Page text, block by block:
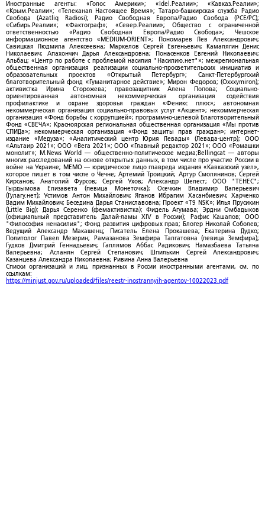
Иностранные агенты: «Голос Америки»; «Idel.Реалии»; «Кавказ.Реалии»;
«Крым.Реалии»; «Телеканал Настоящее Время»; Татаро-башкирская служба Радио
Свобода (Azatliq Radiosi); Радио Свободная Европа/Радио Свобода (PCE/PC);
«Сибирь.Реалии»; «Фактограф»; «Север.Реалии»; Общество с ограниченной
ответственностью «Радио Свободная Европа/Радио Свобода»; Чешское
информационное агентство «MEDIUM-ORIENT»; Пономарев Лев Александрович;
Савицкая Людмила Алексеевна; Маркелов Сергей Евгеньевич; Камалягин Денис
Николаевич; Апахончич Дарья Александровна; Понасенков Евгений Николаевич;
Альбац; «Центр по работе с проблемой насилия "Насилию.нет"»; межрегиональная
общественная организация реализации социально-просветительских инициатив и
образовательных проектов «Открытый Петербург»; Санкт-Петербургский
благотворительный фонд «Гуманитарное действие»; Мирон Федоров; (Oxxxymiron);
активистка Ирина Сторожева; правозащитник Алена Попова; Социально-
ориентированная автономная некоммерческая организация содействия
профилактике и охране здоровья граждан «Феникс плюс»; автономная
некоммерческая организация социально-правовых услуг «Акцент»; некоммерческая
организация «Фонд борьбы с коррупцией»; программно-целевой Благотворительный
Фонд «СВЕЧА»; Красноярская региональная общественная организация «Мы против
СПИДа»; некоммерческая организация «Фонд защиты прав граждан»; интернет-
издание «Медуза»; «Аналитический центр Юрия Левады» (Левада-центр); ООО
«Альтаир 2021»; ООО «Вега 2021»; ООО «Главный редактор 2021»; ООО «Ромашки
монолит»; M.News World — общественно-политическое медиа;Bellingcat — авторы
многих расследований на основе открытых данных, в том числе про участие России в
войне на Украине; МЕМО — юридическое лицо главреда издания «Кавказский узел»,
которое пишет в том числе о Чечне; Артемий Троицкий; Артур Смолянинов; Сергей
Кирсанов; Анатолий Фурсов; Сергей Ухов; Александр Шелест; ООО "ТЕНЕС";
Гырдымова Елизавета (певица Монеточка); Осечкин Владимир Валерьевич
(Гулагу.нет); Устимов Антон Михайлович; Яганов Ибрагим Хасанбиевич; Харченко
Вадим Михайлович; Беседина Дарья Станиславовна; Проект «T9 NSK»; Илья Прусикин
(Little Big); Дарья Серенко (фемактивистка); Фидель Агумава; Эрдни Омбадыков
(официальный представитель Далай-ламы XIV в России); Рафис Кашапов; ООО
"Философия ненасилия"; Фонд развития цифровых прав; Блогер Николай Соболев;
Ведущий Александр Макашенц; Писатель Елена Прокашева; Екатерина Дудко;
Политолог Павел Мезерин; Рамазанова Земфира Талгатовна (певица Земфира);
Гудков Дмитрий Геннадьевич; Галлямов Аббас Радикович; Намазбаева Татьяна
Валерьевна; Асланян Сергей Степанович; Шпилькин Сергей Александрович;
Казанцева Александра Николаевна; Ривина Анна Валерьевна
Списки организаций и лиц, признанных в России иностранными агентами, см. по
ссылкам:
https://minjust.gov.ru/uploaded/files/reestr-inostrannyih-agentov-10022023.pdf